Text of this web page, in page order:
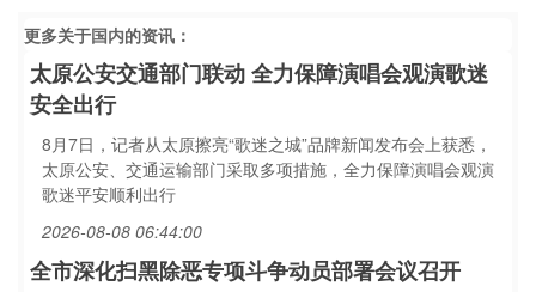
更多关于国内的资讯：
太原公安交通部门联动 全力保障演唱会观演歌迷
安全出行
8月7日，记者从太原擦亮“歌迷之城”品牌新闻发布会上获悉，
太原公安、交通运输部门采取多项措施，全力保障演唱会观演
歌迷平安顺利出行
2026-08-08 06:44:00
全市深化扫黑除恶专项斗争动员部署会议召开